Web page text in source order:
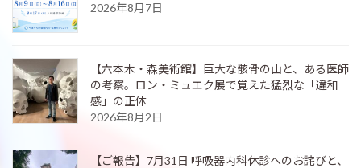
2026年8月7日
【六本木・森美術館】巨大な骸骨の山と、ある医師
の考察。ロン・ミュエク展で覚えた猛烈な「違和
感」の正体
2026年8月2日
【ご報告】7月31日 呼吸器内科休診へのお詫びと、